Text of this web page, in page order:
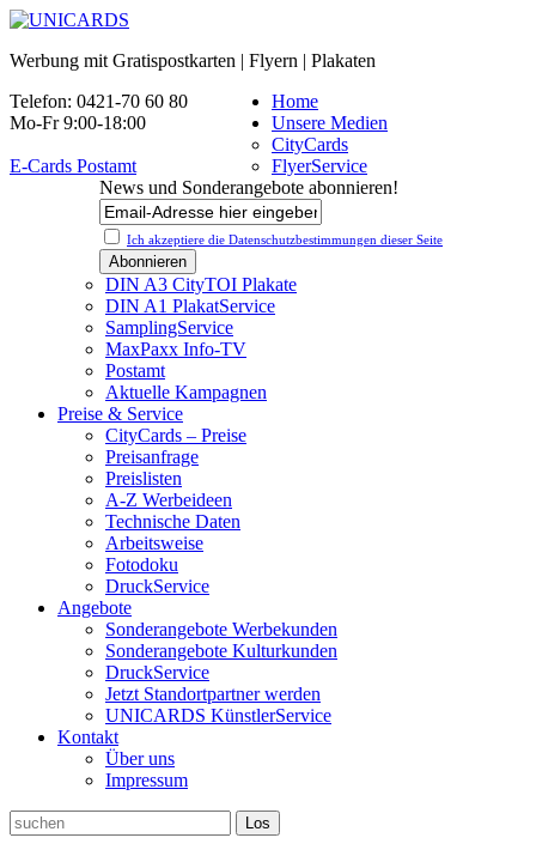
Werbung mit Gratispostkarten | Flyern | Plakaten
Telefon: 0421-70 60 80
Mo-Fr 9:00-18:00
E-Cards Postamt
News und Sonderangebote abonnieren!
Ich akzeptiere die Datenschutz­bestimmungen dieser Seite
Home
Unsere Medien
CityCards
FlyerService
DIN A3 CityTOI Plakate
DIN A1 PlakatService
SamplingService
MaxPaxx Info-TV
Postamt
Aktuelle Kampagnen
Preise & Service
CityCards – Preise
Preisanfrage
Preislisten
A-Z Werbeideen
Technische Daten
Arbeitsweise
Fotodoku
DruckService
Angebote
Sonderangebote Werbekunden
Sonderangebote Kulturkunden
DruckService
Jetzt Standortpartner werden
UNICARDS KünstlerService
Kontakt
Über uns
Impressum